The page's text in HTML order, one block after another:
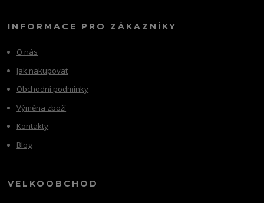
INFORMACE PRO ZÁKAZNÍKY
O nás
Jak nakupovat
Obchodní podmínky
Výměna zboží
Kontakty
Blog
VELKOOBCHOD